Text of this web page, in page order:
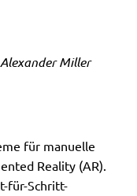
Miller
für manuelle
Reality (AR).
für-Schritt-